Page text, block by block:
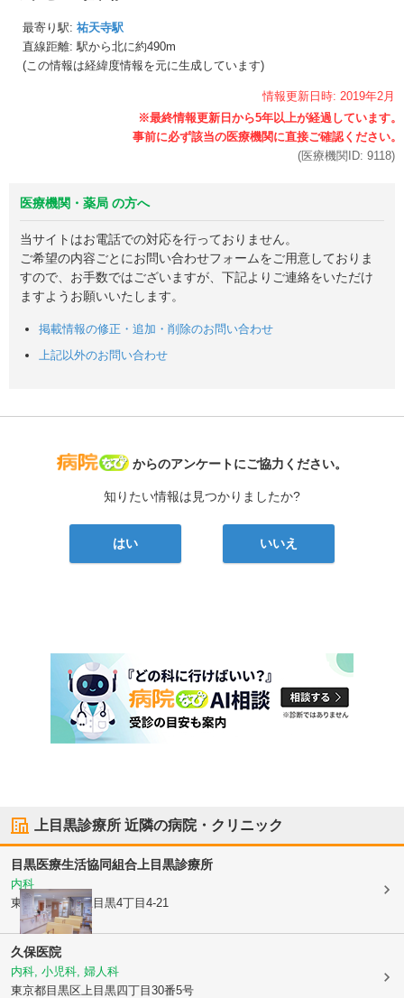
最寄り駅: 祐天寺駅
直線距離: 駅から北に約490m
(この情報は経緯度情報を元に生成しています)
情報更新日時: 2019年2月
(医療機関ID: 9118)
医療機関・薬局 の方へ
当サイトはお電話での対応を行っておりません。
ご希望の内容ごとにお問い合わせフォームをご用意しておりま
すので、お手数ではございますが、下記よりご連絡をいただけ
ますようお願いいたします。
掲載情報の修正・追加・削除のお問い合わせ
上記以外のお問い合わせ
病院なび
からのアンケートにご協力ください。
知りたい情報は見つかりましたか?
はい いいえ
上目黒診療所 近隣の病院・クリニック
目黒医療生活協同組合 上目黒診療所
内科
東京都目黒区上目黒4丁目4-21
久保医院
内科, 小児科, 婦人科
東京都目黒区 上目黒四丁目30番5号